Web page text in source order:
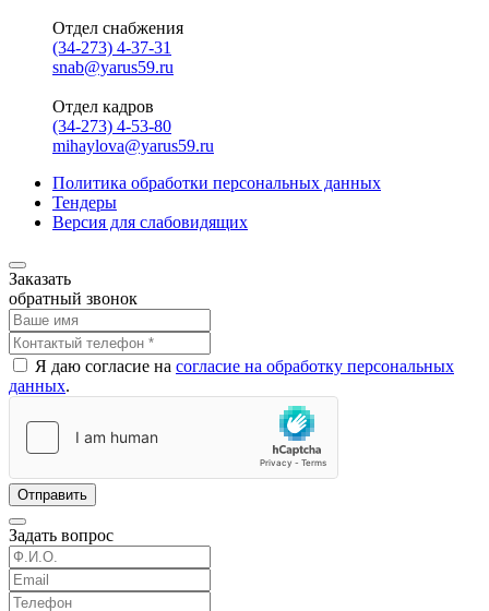
Отдел снабжения
(34-273) 4-37-31
snab@yarus59.ru
Отдел кадров
(34-273) 4-53-80
mihaylova@yarus59.ru
Политика обработки персональных данных
Тендеры
Версия для слабовидящих
Заказать
обратный звонок
Я даю согласие на согласие на обработку персональных
данных.
Отправить
Задать вопрос